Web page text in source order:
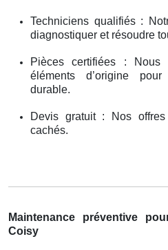
Techniciens qualifiés :
diagnostiquer et résoudre
Pièces certifiées : Nous
éléments d’origine
durable.
Devis gratuit : Nos
cachés.
Maintenance préventive
Coisy